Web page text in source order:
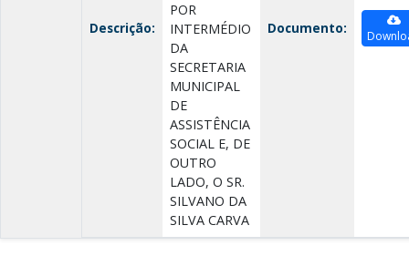
Descrição:
POR
INTERMÉDIO
DA
SECRETARIA
MUNICIPAL
DE
ASSISTÊNCIA
SOCIAL E, DE
OUTRO
LADO, O SR.
SILVANO DA
SILVA CARVA
Documento: